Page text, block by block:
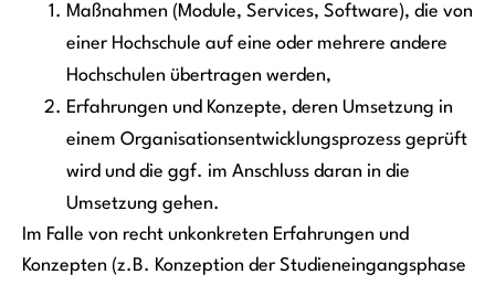
Maßnahmen (Module, Services, Software), die von
einer Hochschule auf eine oder mehrere andere
Hochschulen übertragen werden,
Erfahrungen und Konzepte, deren Umsetzung in
einem Organisationsentwicklungsprozess geprüft
wird und die ggf. im Anschluss daran in die
Umsetzung gehen.
Im Falle von recht unkonkreten Erfahrungen und
Konzepten (z.B. Konzeption der Studieneingangsphase